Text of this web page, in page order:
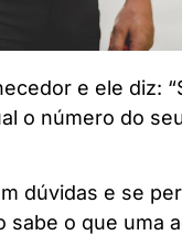
e ele diz:
o número do
dúvidas e se
o que